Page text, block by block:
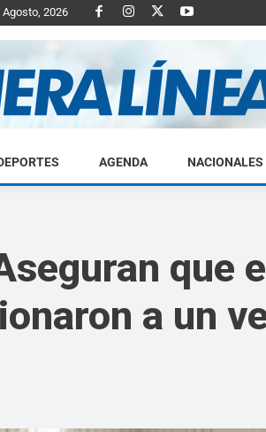
2026
Diario
AGENDA NACIONALES
que
a un